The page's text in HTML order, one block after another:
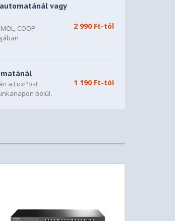
vagy
COOP
2 990 Ft-tól
a FoxPost
belül.
1 190 Ft-tól